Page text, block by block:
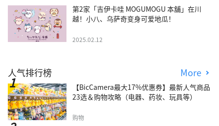
第2家「吉伊卡哇 MOGUMOGU 本舖」在川
越！小八、乌萨奇变身可爱地瓜！
2025.02.12
人气排行榜 More
【BicCamera最大17%优惠券】最新人气商品
23选＆购物攻略（电器、药妆、玩具等）
购物